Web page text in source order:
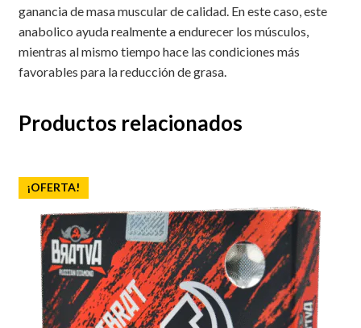
ganancia de masa muscular de calidad. En este caso, este
anabolico ayuda realmente a endurecer los músculos,
mientras al mismo tiempo hace las condiciones más
favorables para la reducción de grasa.
Productos relacionados
¡OFERTA!